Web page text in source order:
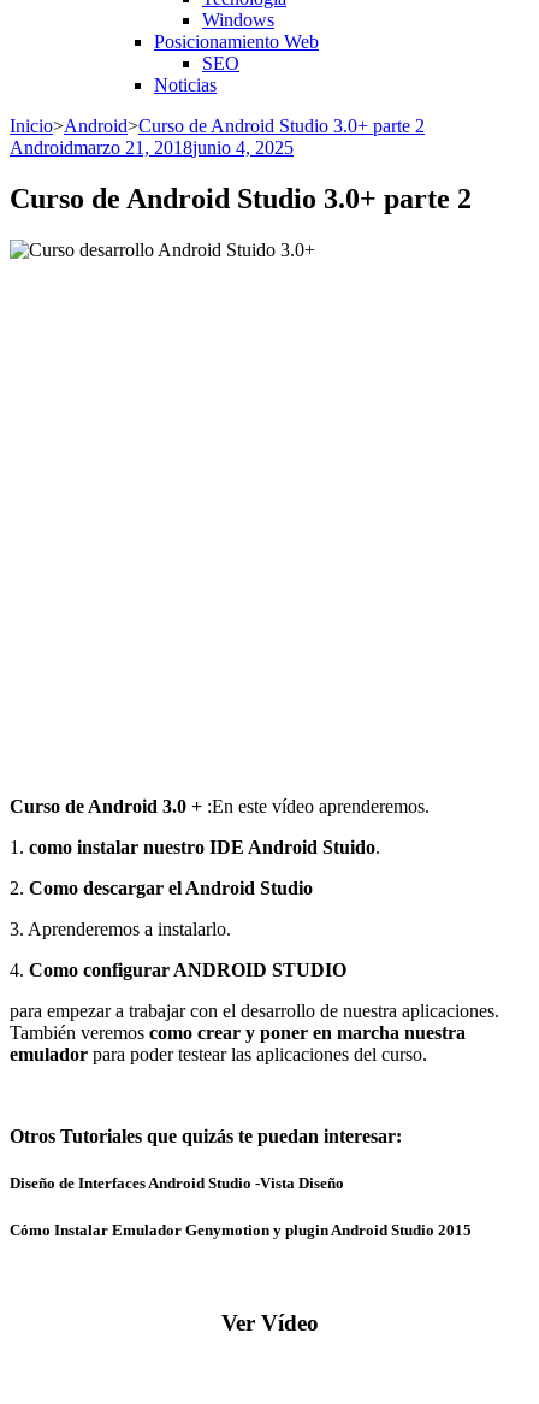
Windows
Posicionamiento Web
SEO
Noticias
Inicio>Android>Curso de Android Studio 3.0+ parte 2
Androidmarzo 21, 2018junio 4, 2025
Curso de Android Studio 3.0+ parte 2
Curso de Android 3.0 + :En este vídeo aprenderemos.
1. como instalar nuestro IDE Android Stuido.
2. Como descargar el Android Studio
3. Aprenderemos a instalarlo.
4. Como configurar ANDROID STUDIO
para empezar a trabajar con el desarrollo de nuestra aplicaciones.
También veremos como crear y poner en marcha nuestra
emulador para poder testear las aplicaciones del curso.
Otros Tutoriales que quizás te puedan interesar:
Diseño de Interfaces Android Studio -Vista Diseño
Cómo Instalar Emulador Genymotion y plugin Android Studio 2015
Ver Vídeo